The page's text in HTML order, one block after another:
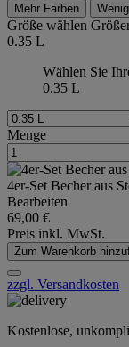
Mehr Farben
Größe wählen
0.35 L
Wählen Sie
0.35 L
Menge
4er-Set Becher aus
Bearbeiten
69,00 €
Preis inkl. MwSt.
Zum Warenkorb
zzgl. Versandkosten
Kostenlose,